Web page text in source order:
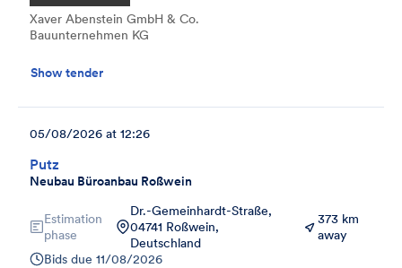
Xaver Abenstein GmbH & Co.
Bauunternehmen KG
Show tender
Putz
Neubau Büroanbau Roßwein
05/08/2026 at 12:26
Estimation
phase
Dr.-Gemeinhardt-Straße,
04741 Roßwein,
Deutschland
373 km
away
Bids due 11/08/2026